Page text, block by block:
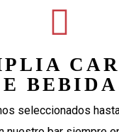
seleccionados